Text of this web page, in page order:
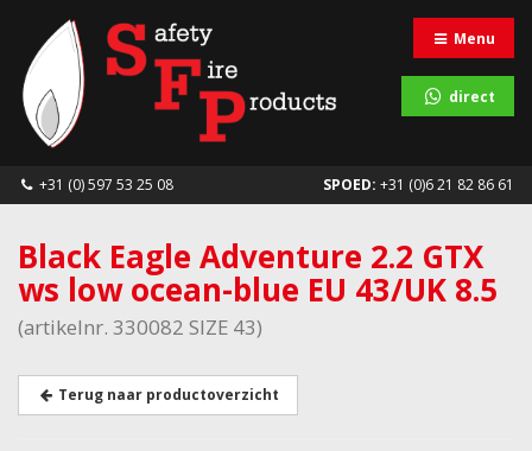
Menu
direct
+31 (0) 597 53 25 08 SPOED: +31 (0)6 21 82 86 61
Black Eagle Adventure 2.2 GTX
ws low ocean-blue EU 43/UK 8.5
(artikelnr. 330082 SIZE 43)
Terug naar productoverzicht